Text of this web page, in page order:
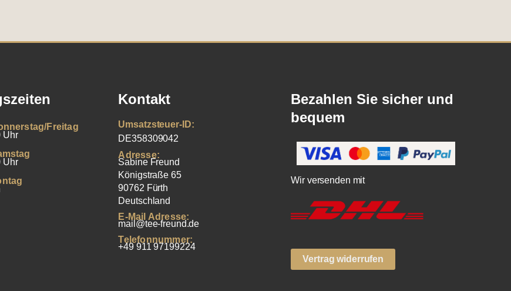
Freitag
Uhr
Uhr
Kontakt
Umsatzsteuer-ID:
DE358309042
Adresse:
Sabine Freund
Königstraße 65
90762 Fürth
Deutschland
E-Mail Adresse:
mail@tee-freund.de
Telefonnummer:
+49 911 97199224
Bezahlen Sie sicher und
bequem
Wir versenden mit
Vertrag widerrufen